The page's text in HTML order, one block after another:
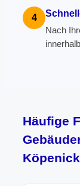
4
Nach
Häufige
Köpenick